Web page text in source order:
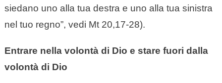
siedano uno alla tua destra e uno alla tua sinistra
nel tuo regno”, vedi Mt 20,17-28).
Entrare nella volontà di Dio e stare fuori dalla
volontà di Dio